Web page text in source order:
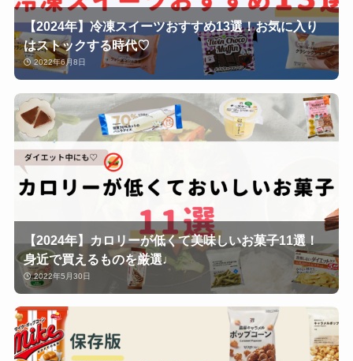
【2024年】冷凍スイーツおすすめ13選！お気に入り
はストックする時代♡
2022年6月8日
【2024年】カロリーが低くて美味しいお菓子11選！
身近で買えるものを厳選♩
2022年5月30日